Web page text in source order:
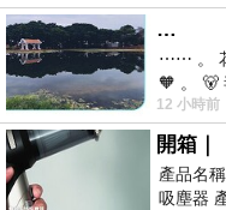
…
⋯⋯ 。
🧡 。 🐻
前天購
12 小時前
產品名
吸塵器